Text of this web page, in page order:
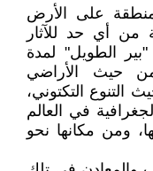
على الأرض
من أي حد للآثار
"بير الطويل" لمدة
من حيث الأراضي
التنوع التكتوني،
في العالم
ومن مكانها نحو